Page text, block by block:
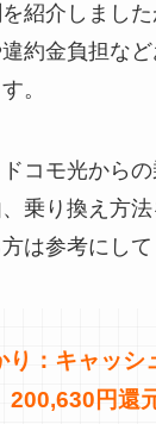
紹介しました
約金負担な
。
コモ光から
乗り換え方
は参考にして
り：キャッシ
200,630円還